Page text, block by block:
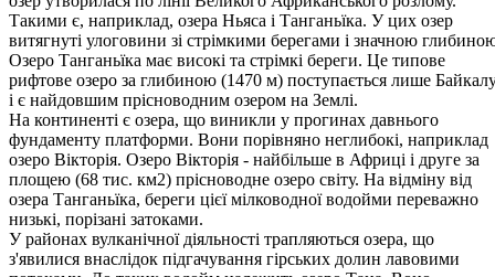
Такими є, наприклад, озера Ньяса і Танганьїка. У цих озер
витягнуті улогови­ни зі стрімкими берегами і значною
Озеро Танганьїка має високі та стрімкі береги. Це типове
рифтове озеро за глибиною (1470 м) поступається лише
і є найдовшим прісноводним озером на Землі.
На континенті є озера, що виникли у прогинах давнього
фундамен­ту платформи. Вони порівняно неглибокі, наприклад
озеро Вікторія. Озеро Вікторія - найбільше в Африці і друге за
площею (68 тис. км2) прісноводне озеро світу. На відміну від
озера Танганьїка, береги цієї мілководної водойми переважно
низькі, порізані затоками.
У районах вулканічної діяльності трапляються озера, що
з'явилися внаслідок підгачування гірських долин лавовими